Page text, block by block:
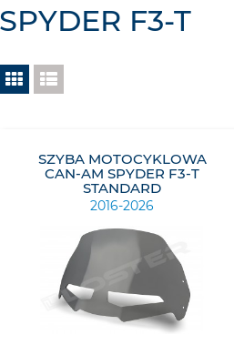
SPYDER F3-T
SZYBA MOTOCYKLOWA
CAN-AM SPYDER F3-T
STANDARD
2016-2026